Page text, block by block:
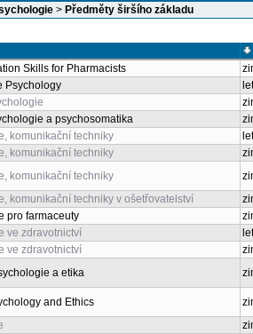
> Předměty širšího základu
Skills for Pharmacists
Psychology
a psychosomatika
komunikační techniky
komunikační techniky
komunikační techniky
komunikační techniky v ošetřovatelství
pro farmaceuty
ve zdravotnictví
ve zdravotnictví
a etika
and Ethics